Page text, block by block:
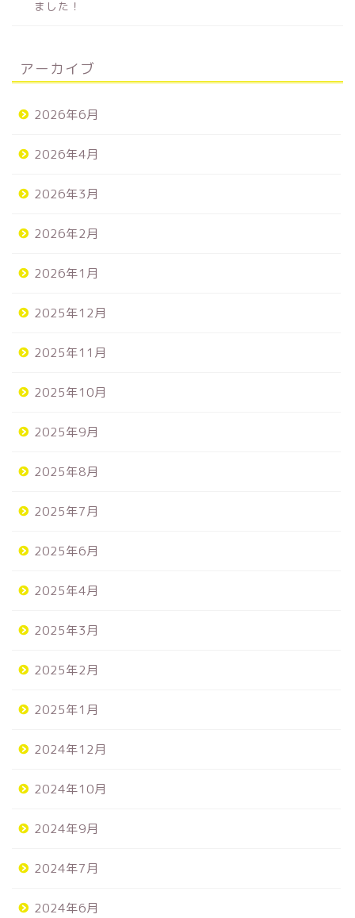
ました！
アーカイブ
2026年6月
2026年4月
2026年3月
2026年2月
2026年1月
2025年12月
2025年11月
2025年10月
2025年9月
2025年8月
2025年7月
2025年6月
2025年4月
2025年3月
2025年2月
2025年1月
2024年12月
2024年10月
2024年9月
2024年7月
2024年6月